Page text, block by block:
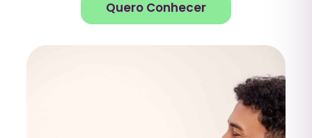
Quero Conhecer